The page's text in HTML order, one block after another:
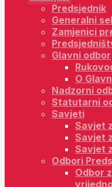
Predsjednik
Generalni
Zamjenici
Glavni odbor
O
Nadzorni
Statutarni
Savjeti
Savjet
Savjet
Savjet
Odbori
Odbor